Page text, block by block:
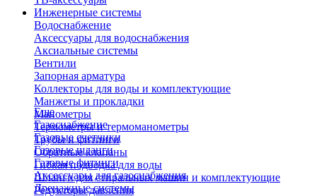
Инженерные системы
Водоснабжение
Аксессуары для водоснабжения
Аксиальные системы
Вентили
Запорная арматура
Коллекторы для воды и комплектующие
Манжеты и прокладки
Манометры
Термометры и термоманометры
Трубы и фитинги
Обратные клапаны
Гибкая подводка для воды
Шланги для стиральных машин и комплектующие
Редукторы давления
Еще
Газоснабжение
Газовые счетчики
Газовые шланги
Газовые фитинги
Аксессуары для газоснабжения
Дренажные системы